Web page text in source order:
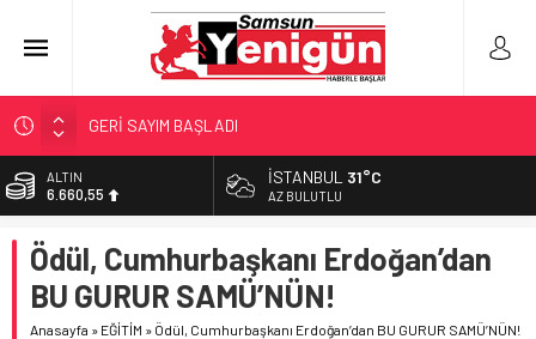
GERİ SAYIM BAŞLADI
SAMSUNSPOR’DA HEDEF 5’İNCİLİK!
‘BAFRA’YA YATIRIM YAPIN!’
YÖNETİCİ SEÇERKEN YAPILAN EN BÜYÜK HATALAR
ALTIN
6.660,55
13.779,39
DOLAR
47,7111
İSTANBUL 31°C
AZ BULUTLU
Ödül, Cumhurbaşkanı Erdoğan’dan
BU GURUR SAMÜ’NÜN!
Anasayfa » EĞİTİM » Ödül, Cumhurbaşkanı Erdoğan’dan BU GURUR SAMÜ’NÜN!